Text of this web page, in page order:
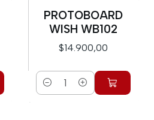
PROTOBOARD
WISH WB102
$14.900,00
Cantidad